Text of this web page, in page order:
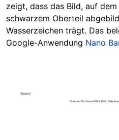
zeigt, dass das Bild, auf
schwarzem Oberteil
Wasserzeichen trägt. Das
Google-Anwendung Nano
Image